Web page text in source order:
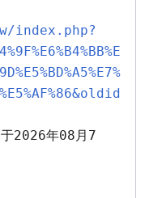
index.php?